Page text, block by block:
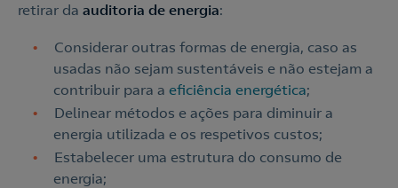
Nós ligamos!
retirar da auditoria de energia:
Considerar outras formas de energia, caso as
usadas não sejam sustentáveis e não estejam a
contribuir para a eficiência energética;
Delinear métodos e ações para diminuir a
energia utilizada e os respetivos custos;
Estabelecer uma estrutura do consumo de
energia;